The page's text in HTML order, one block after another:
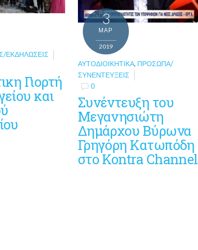
ΕΚΔΗΛΏΣΕΙΣ
Γιορτή
και
3
ΜΑΡ
2019
ΑΥΤΟΔΙΟΙΚΗΤΙΚΆ, ΠΡΌΣΩΠΑ/
ΣΥΝΕΝΤΕΎΞΕΙΣ
0
Συνέντευξη του
Μεγανησιώτη
Δημάρχου Βύρωνα
Γρηγόρη Κατωπόδη
στο Kontra Channel